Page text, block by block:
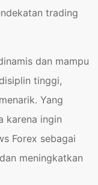
trading
dan mampu
tinggi,
Yang
karena ingin
Forex sebagai
meningkatkan